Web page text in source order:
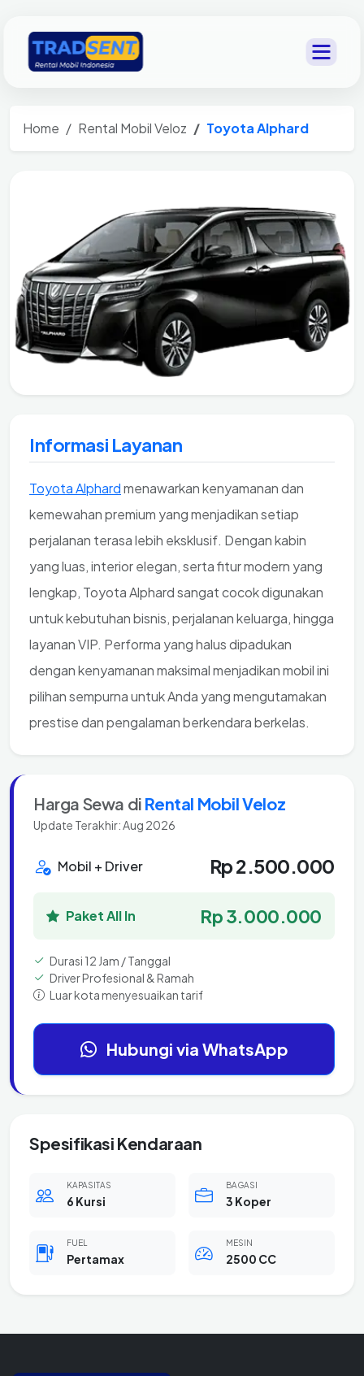
Home Rental Mobil Veloz Toyota Alphard
Informasi Layanan
Toyota Alphardmenawarkan kenyamanan dan
kemewahan premium yang menjadikan setiap
perjalanan terasa lebih eksklusif. Dengan kabin
yang luas, interior elegan, serta fitur modern yang
lengkap, Toyota Alphard sangat cocok digunakan
untuk kebutuhan bisnis, perjalanan keluarga, hingga
layanan VIP. Performa yang halus dipadukan
dengan kenyamanan maksimal menjadikan mobil ini
pilihan sempurna untuk Anda yang mengutamakan
prestise dan pengalaman berkendara berkelas.
Harga Sewa di Rental Mobil Veloz
Update Terakhir: Aug 2026
Mobil + Driver Rp 2.500.000
Paket All In Rp 3.000.000
Durasi 12 Jam / Tanggal
Driver Profesional & Ramah
Luar kota menyesuaikan tarif
Hubungi via WhatsApp
Spesifikasi Kendaraan
KAPASITAS
6 Kursi
BAGASI
3 Koper
FUEL
Pertamax
MESIN
2500 CC